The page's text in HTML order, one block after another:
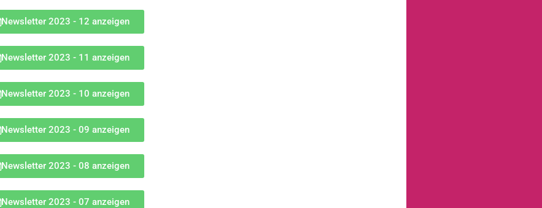
Newsletter 2023 - 12 anzeigen
Newsletter 2023 - 11 anzeigen
Newsletter 2023 - 10 anzeigen
Newsletter 2023 - 09 anzeigen
Newsletter 2023 - 08 anzeigen
Newsletter 2023 - 07 anzeigen